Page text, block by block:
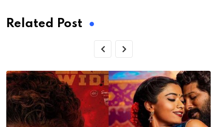
Related Post